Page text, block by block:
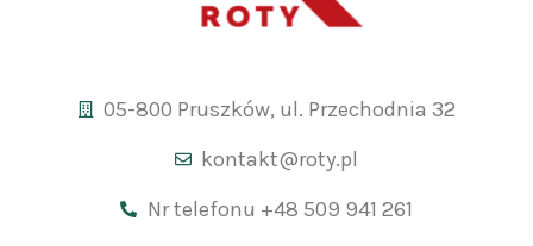
05-800 Pruszków, ul. Przechodnia 32
kontakt@roty.pl
Nr telefonu +48 509 941 261